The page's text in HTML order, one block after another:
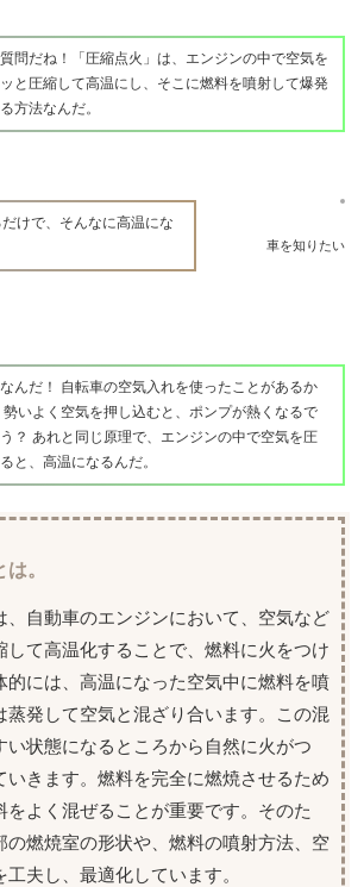
問だね！「圧縮点火」は、エンジンの中で空気を
と圧縮して高温にし、そこに燃料を噴射して爆発
方法なんだ。
車を知りたい
けで、そんなに高温にな
んだ！ 自転車の空気入れを使ったことがあるか
勢いよく空気を押し込むと、ポンプが熱くなるで
？ あれと同じ原理で、エンジンの中で空気を圧
と、高温になるんだ。
。
、自動車のエンジンにおいて、空気など
して高温化することで、燃料に火をつけ
的には、高温になった空気中に燃料を噴
蒸発して空気と混ざり合います。この混
い状態になるところから自然に火がつ
いきます。燃料を完全に燃焼させるため
をよく混ぜることが重要です。そのた
の燃焼室の形状や、燃料の噴射方法、空
夫し、最適化しています。